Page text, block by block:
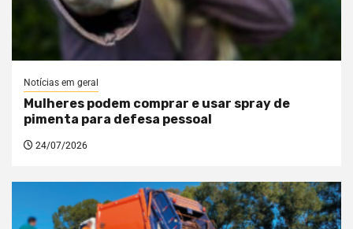
Notícias em geral
Mulheres podem comprar e usar spray de
pimenta para defesa pessoal
24/07/2026